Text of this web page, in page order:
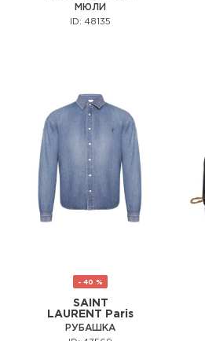
МЮЛИ
ID: 48135
- 40 %
SAINT
LAURENT Paris
РУБАШКА